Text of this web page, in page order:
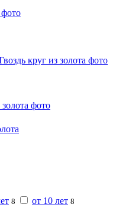
8 от 10 лет 8